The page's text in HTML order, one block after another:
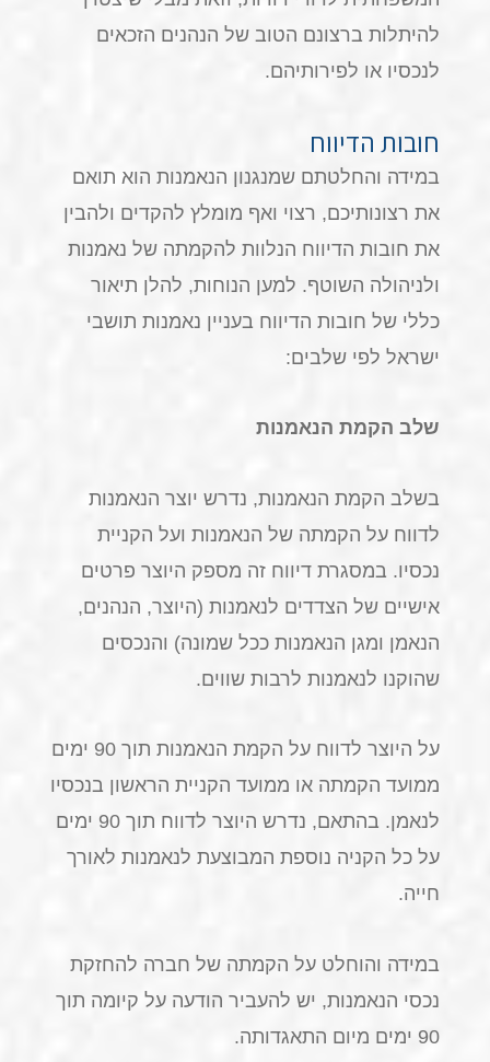
להיתלות ברצונם הטוב של הנהנים הזכאים
לנכסיו או לפירותיהם.
חובות הדיווח
במידה והחלטתם שמנגנון הנאמנות הוא תואם
את רצונותיכם, רצוי ואף מומלץ להקדים ולהבין
את חובות הדיווח הנלוות להקמתה של נאמנות
ולניהולה השוטף. למען הנוחות, להלן תיאור
כללי של חובות הדיווח בעניין נאמנות תושבי
ישראל לפי שלבים:
שלב הקמת הנאמנות
בשלב הקמת הנאמנות, נדרש יוצר הנאמנות
לדווח על הקמתה של הנאמנות ועל הקניית
נכסיו. במסגרת דיווח זה מספק היוצר פרטים
אישיים של הצדדים לנאמנות (היוצר, הנהנים,
הנאמן ומגן הנאמנות ככל שמונה) והנכסים
שהוקנו לנאמנות לרבות שווים.
על היוצר לדווח על הקמת הנאמנות תוך 90 ימים
ממועד הקמתה או ממועד הקניית הראשון בנכסיו
לנאמן. בהתאם, נדרש היוצר לדווח תוך 90 ימים
על כל הקניה נוספת המבוצעת לנאמנות לאורך
חייה.
במידה והוחלט על הקמתה של חברה להחזקת
נכסי הנאמנות, יש להעביר הודעה על קיומה תוך
90 ימים מיום התאגדותה.